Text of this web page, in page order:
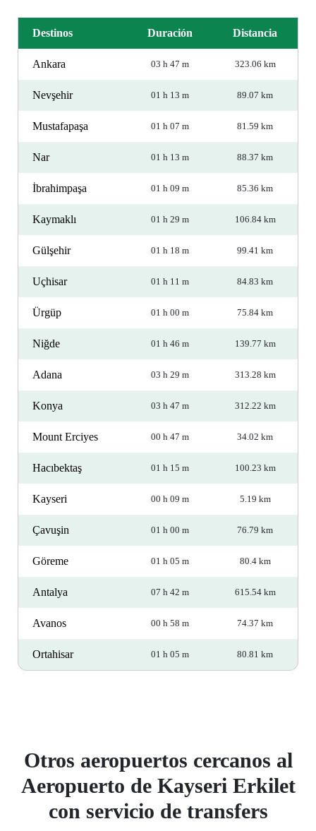
Destinos Duración Distancia
Ankara 03 h 47 m 323.06 km
Nevşehir 01 h 13 m 89.07 km
Mustafapaşa 01 h 07 m 81.59 km
Nar 01 h 13 m 88.37 km
İbrahimpaşa 01 h 09 m 85.36 km
Kaymaklı 01 h 29 m 106.84 km
Gülşehir 01 h 18 m 99.41 km
Uçhisar 01 h 11 m 84.83 km
Ürgüp 01 h 00 m 75.84 km
Niğde 01 h 46 m 139.77 km
Adana 03 h 29 m 313.28 km
Konya 03 h 47 m 312.22 km
Mount Erciyes 00 h 47 m 34.02 km
Hacıbektaş 01 h 15 m 100.23 km
Kayseri 00 h 09 m 5.19 km
Çavuşin 01 h 00 m 76.79 km
Göreme 01 h 05 m 80.4 km
Antalya 07 h 42 m 615.54 km
Avanos 00 h 58 m 74.37 km
Ortahisar 01 h 05 m 80.81 km
Otros aeropuertos cercanos al
Aeropuerto de Kayseri Erkilet
con servicio de transfers